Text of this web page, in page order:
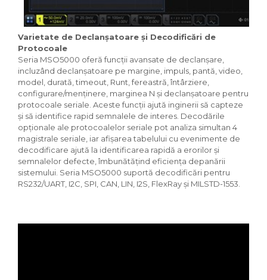
Varietate de Declanșatoare și Decodificări de
Protocoale
Seria MSO5000 oferă funcții avansate de declanșare,
incluzând declanșatoare pe margine, impuls, pantă, video,
model, durată, timeout, Runt, fereastră, întârziere,
configurare/menținere, marginea N și declanșatoare pentru
protocoale seriale. Aceste funcții ajută inginerii să capteze
și să identifice rapid semnalele de interes. Decodările
opționale ale protocoalelor seriale pot analiza simultan 4
magistrale seriale, iar afișarea tabelului cu evenimente de
decodificare ajută la identificarea rapidă a erorilor și
semnalelor defecte, îmbunătățind eficiența depanării
sistemului. Seria MSO5000 suportă decodificări pentru
RS232/UART, I2C, SPI, CAN, LIN, I2S, FlexRay și MILSTD-1553.